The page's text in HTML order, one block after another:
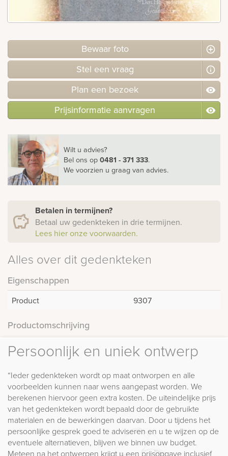
Bewaar foto
Stel een vraag
Plan een bezoek
Prijsinformatie aanvragen
Wilt u advies?
Bel ons op0481 - 371 333.
We voorzien u graag van advies.
Betalen in termijnen?
Betaal uw gedenkteken in drie termijnen.
Lees hier onze voorwaarden.
Alles over dit gedenkteken
Eigenschappen
Product 9307
Productomschrijving
Persoonlijk en uniek ontwerp
“Ieder gedenkteken wordt op maat ontworpen en alle
voorbeelden kunnen naar wens aangepast worden. We
berekenen hiervoor geen extra kosten. De uiteindelijke prijs
van het gedenkteken wordt bepaald door de gebruikte
materialen en de bewerkingen daarvan. Door u tijdens het
persoonlijke gesprek goed te adviseren en u te wijzen op de
eventuele alternatieven, blijven we binnen uw budget.
Meteen na het ontwerpen krijgt u een prijsopgave inclusief